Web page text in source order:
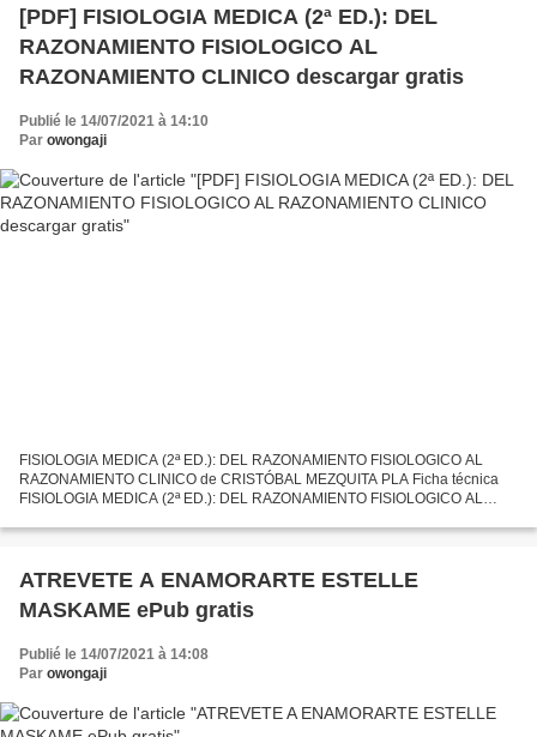
[PDF] FISIOLOGIA MEDICA (2ª ED.): DEL
RAZONAMIENTO FISIOLOGICO AL
RAZONAMIENTO CLINICO descargar gratis
Publié le 14/07/2021 à 14:10
Par owongaji
FISIOLOGIA MEDICA (2ª ED.): DEL RAZONAMIENTO FISIOLOGICO AL
RAZONAMIENTO CLINICO de CRISTÓBAL MEZQUITA PLA Ficha técnica
FISIOLOGIA MEDICA (2ª ED.): DEL RAZONAMIENTO FISIOLOGICO AL
páginas: 520 Idioma:...
ATREVETE A ENAMORARTE ESTELLE
MASKAME ePub gratis
Publié le 14/07/2021 à 14:08
Par owongaji